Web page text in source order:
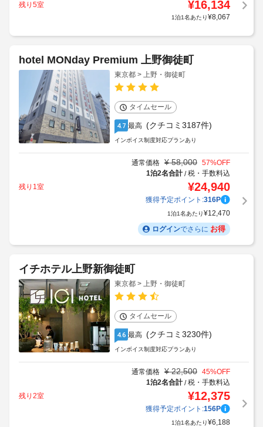
残り5室
¥16,134
1泊1名あたり¥8,067
hotel MONday Premium 上野御徒町
東京都 > 上野・御徒町
タイムセール
4.7 最高 (クチコミ3187件)
インボイス制度対応プランあり
通常価格 ¥ 58,000 57%OFF
1泊2名合計/税・手数料込
残り1室
¥24,940
獲得予定ポイント:316P
1泊1名あたり¥12,470
ログインでさらに お得
イチホテル上野新御徒町
東京都 > 上野・御徒町
タイムセール
4.6 最高 (クチコミ3230件)
インボイス制度対応プランあり
通常価格 ¥ 22,500 45%OFF
1泊2名合計/税・手数料込
残り2室
¥12,375
獲得予定ポイント:156P
1泊1名あたり¥6,188